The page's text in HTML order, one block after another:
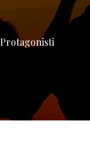
Protagonisti